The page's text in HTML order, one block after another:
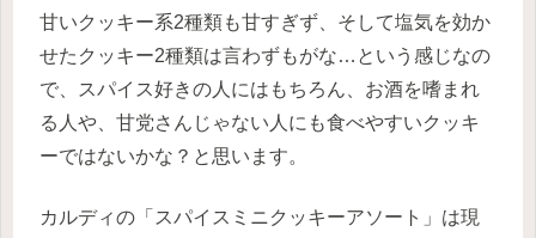
甘いクッキー系2種類も甘すぎず、そして塩気を効か
せたクッキー2種類は言わずもがな…という感じなの
で、スパイス好きの人にはもちろん、お酒を嗜まれ
る人や、甘党さんじゃない人にも食べやすいクッキ
ーではないかな？と思います。
カルディの「スパイスミニクッキーアソート」は現